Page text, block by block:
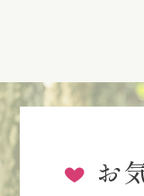
お